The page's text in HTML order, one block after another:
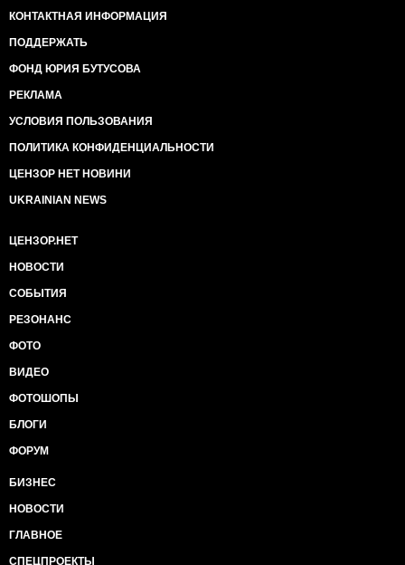
КОНТАКТНАЯ ИНФОРМАЦИЯ
ПОДДЕРЖАТЬ
ФОНД ЮРИЯ БУТУСОВА
РЕКЛАМА
УСЛОВИЯ ПОЛЬЗОВАНИЯ
ПОЛИТИКА КОНФИДЕНЦИАЛЬНОСТИ
ЦЕНЗОР НЕТ НОВИНИ
UKRAINIAN NEWS
ЦЕНЗОР.НЕТ
НОВОСТИ
СОБЫТИЯ
РЕЗОНАНС
ФОТО
ВИДЕО
ФОТОШОПЫ
БЛОГИ
ФОРУМ
БИЗНЕС
НОВОСТИ
ГЛАВНОЕ
СПЕЦПРОЕКТЫ